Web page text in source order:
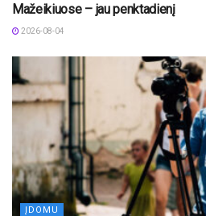
Mažeikiuose – jau penktadienį
2026-08-04
ĮDOMU